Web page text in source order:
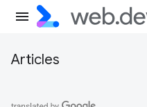
Articles